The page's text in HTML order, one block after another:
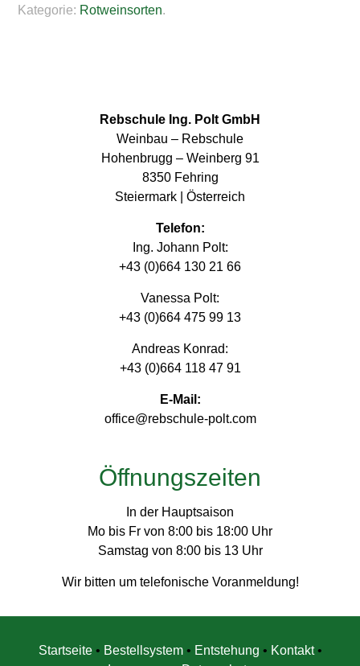
Kategorie: Rotweinsorten.
Rebschule Ing. Polt GmbH
Weinbau – Rebschule
Hohenbrugg – Weinberg 91
8350 Fehring
Steiermark | Österreich
Telefon:
Ing. Johann Polt:
+43 (0)664 130 21 66
Vanessa Polt:
+43 (0)664 475 99 13
Andreas Konrad:
+43 (0)664 118 47 91
E-Mail:
office@rebschule-polt.com
Öffnungszeiten
In der Hauptsaison
Mo bis Fr von 8:00 bis 18:00 Uhr
Samstag von 8:00 bis 13 Uhr
Wir bitten um telefonische Voranmeldung!
Startseite• Bestellsystem • Entstehung • Kontakt•